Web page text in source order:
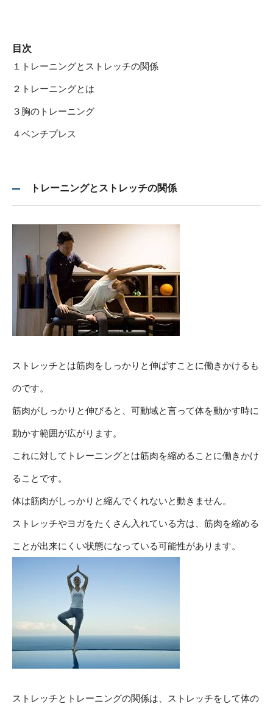
目次
１トレーニングとストレッチの関係
２トレーニングとは
３胸のトレーニング
４ベンチプレス
トレーニングとストレッチの関係
ストレッチとは筋肉をしっかりと伸ばすことに働きかけるも
のです。
筋肉がしっかりと伸びると、可動域と言って体を動かす時に
動かす範囲が広がります。
これに対してトレーニングとは筋肉を縮めることに働きかけ
ることです。
体は筋肉がしっかりと縮んでくれないと動きません。
ストレッチやヨガをたくさん入れている方は、筋肉を縮める
ことが出来にくい状態になっている可能性があります。
ストレッチとトレーニングの関係は、ストレッチをして体の